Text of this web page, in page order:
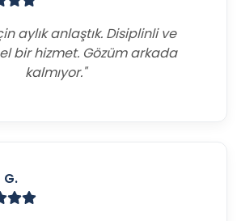
aylık anlaştık. Disiplinli ve
bir hizmet. Gözüm arkada
kalmıyor."
G.